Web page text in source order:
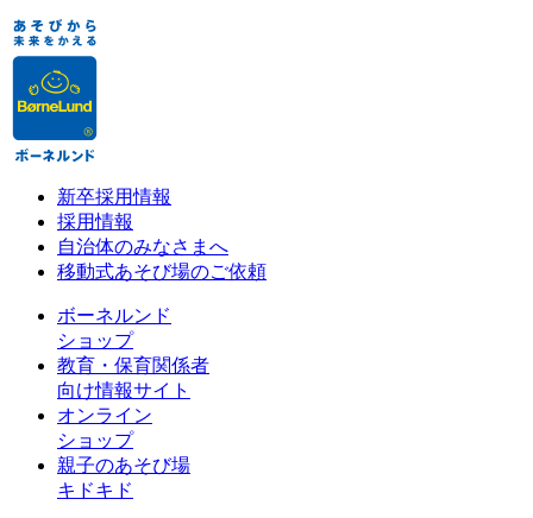
新卒採用情報
採用情報
自治体のみなさまへ
移動式あそび場のご依頼
ボーネルンド
ショップ
教育・保育関係者
向け情報サイト
オンライン
ショップ
親子のあそび場
キドキド